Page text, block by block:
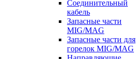
Соединительный
кабель
Запасные части
MIG/MAG
Запасные части для
горелок MIG/MAG